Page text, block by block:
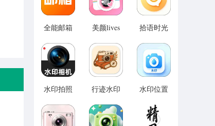
全能邮箱
v1.0.1
美颜lives
拾语时光
水印拍照
免费
v1.1.6
行迹水印
v1.0.1
水印位置